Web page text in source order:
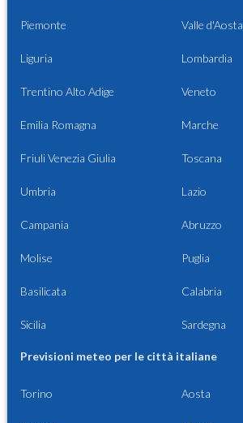
Piemonte Valle d'Aosta
Liguria Lombardia
Trentino Alto Adige Veneto
Emilia Romagna Marche
Friuli Venezia Giulia Toscana
Umbria Lazio
Campania Abruzzo
Molise Puglia
Basilicata Calabria
Sicilia Sardegna
Previsioni meteo per le città italiane
Torino Aosta